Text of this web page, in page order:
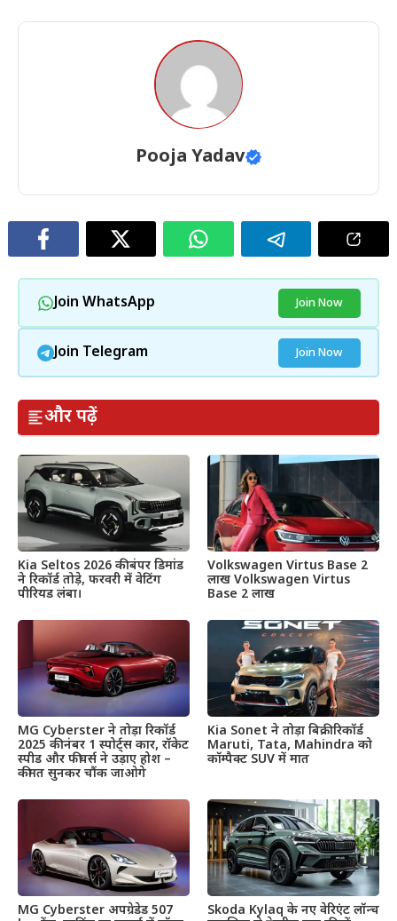
Pooja Yadav
Join WhatsApp Join Now
Join Telegram Join Now
और पढ़ें
Kia Seltos 2026 की बंपर डिमांड
ने रिकॉर्ड तोड़े, फरवरी में वेटिंग
पीरियड लंबा।
Volkswagen Virtus Base 2
लाख Volkswagen Virtus
Base 2 लाख
MG Cyberster ने तोड़ा रिकॉर्ड
2025 की नंबर 1 स्पोर्ट्स कार, रॉकेट
स्पीड और फीचर्स ने उड़ाए होश –
कीमत सुनकर चौंक जाओगे
Kia Sonet ने तोड़ा बिक्री रिकॉर्ड
Maruti, Tata, Mahindra को
कॉम्पैक्ट SUV में मात
MG Cyberster अपग्रेडेड 507
Skoda Kylaq के नए वेरिएंट लॉन्च